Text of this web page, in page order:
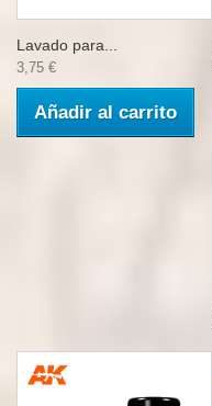
Lavado para...
3,75 €
Añadir al carrito